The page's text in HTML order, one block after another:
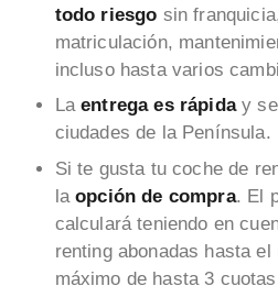
todo riesgo sin
matriculación,
incluso hasta varios
Laentrega es rápiday se
ciudades de la Península.
Si te gusta tu coche de
laopción de compra. El
calculará teniendo en
renting abonadas hasta
máximo de hasta 3